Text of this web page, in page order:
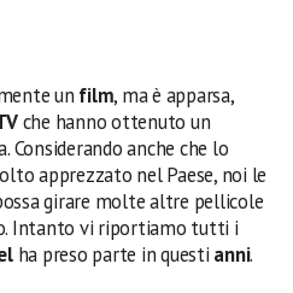
un film, ma è apparsa,
che hanno ottenuto un
Considerando anche che lo
apprezzato nel Paese, noi le
girare molte altre pellicole
Intanto vi riportiamo tutti i
ha preso parte in questi anni.